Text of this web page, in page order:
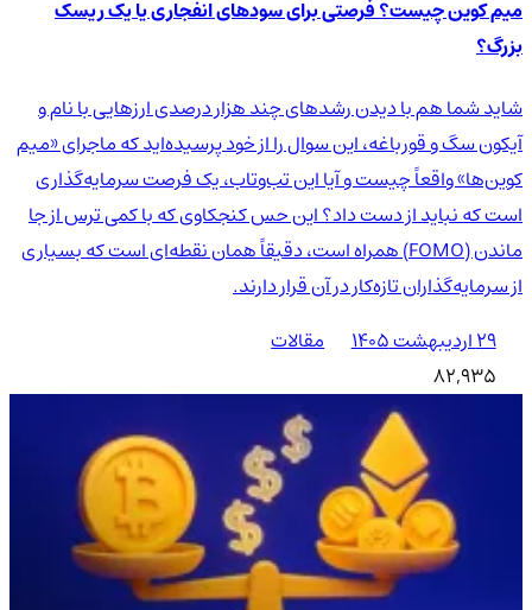
میم کوین چیست؟ فرصتی برای سودهای انفجاری یا یک ریسک
بزرگ؟
شاید شما هم با دیدن رشدهای چند هزار درصدی ارزهایی با نام و
آیکون سگ و قورباغه، این سوال را از خود پرسیده‌اید که ماجرای «میم
کوین‌ها» واقعاً چیست و آیا این تب‌وتاب، یک فرصت سرمایه‌گذاری
است که نباید از دست داد؟ این حس کنجکاوی که با کمی ترس از جا
ماندن (FOMO) همراه است، دقیقاً همان نقطه‌ای است که بسیاری
از سرمایه‌گذاران تازه‌کار در آن قرار دارند.
۲۹ اردیبهشت ۱۴۰۵
مقالات
82,935